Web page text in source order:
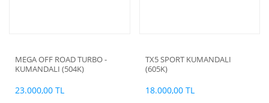
MEGA OFF ROAD TURBO -
KUMANDALI (504K)
23.000,00 TL
TX5 SPORT KUMANDALI
(605K)
18.000,00 TL